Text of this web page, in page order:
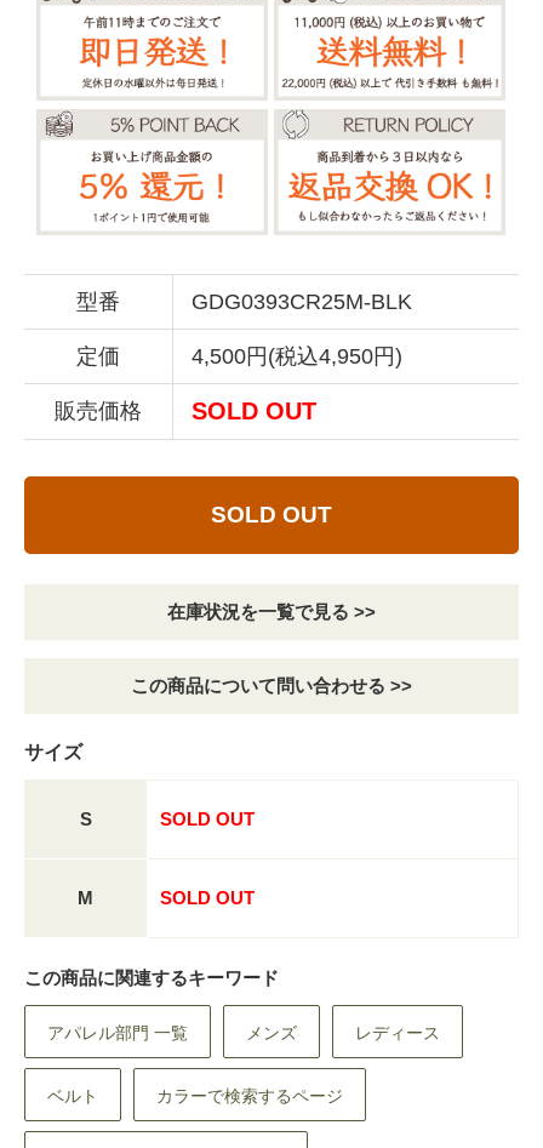
型番 GDG0393CR25M-BLK
定価 4,500円(税込4,950円)
販売価格 SOLD OUT
SOLD OUT
在庫状況を一覧で見る >>
この商品について問い合わせる >>
サイズ
S SOLD OUT
M SOLD OUT
この商品に関連するキーワード
アパレル部門 一覧 メンズ レディース
ベルト カラーで検索するページ